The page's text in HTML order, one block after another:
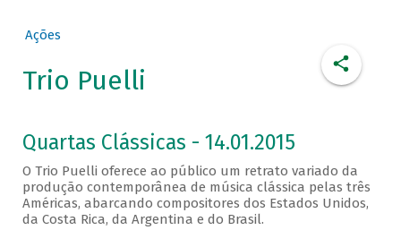
Ações
Trio Puelli
Quartas Clássicas - 14.01.2015
O Trio Puelli oferece ao público um retrato variado da
produção contemporânea de música clássica pelas três
Américas, abarcando compositores dos Estados Unidos,
da Costa Rica, da Argentina e do Brasil.